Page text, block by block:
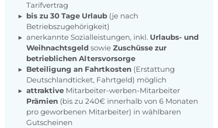
Tarifvertrag
bis zu 30 Tage Urlaub (je nach
Betriebszugehörigkeit)
anerkannte Sozialleistungen, inkl. Urlaubs- und
Weihnachtsgeld sowie Zuschüsse zur
betrieblichen Altersvorsorge
Beteiligung an Fahrtkosten (Erstattung
Deutschlandticket, Fahrtgeld) möglich
attraktive Mitarbeiter-werben-Mitarbeiter
Prämien (bis zu 240€ innerhalb von 6 Monaten
pro geworbenen Mitarbeiter) in wählbaren
Gutscheinen